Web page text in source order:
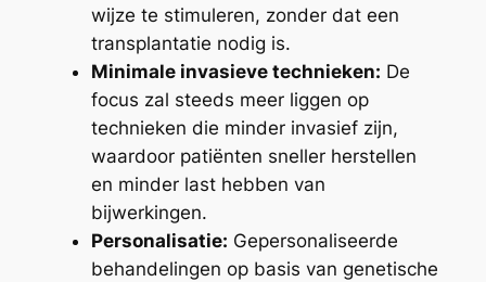
wijze te stimuleren, zonder dat een
transplantatie nodig is.
Minimale invasieve technieken: De
focus zal steeds meer liggen op
technieken die minder invasief zijn,
waardoor patiënten sneller herstellen
en minder last hebben van
bijwerkingen.
Personalisatie: Gepersonaliseerde
behandelingen op basis van genetische